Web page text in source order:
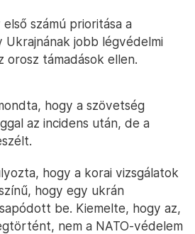
számú prioritása a
jobb légvédelmi
orosz támadások ellen.
hogy a szövetség
az incidens után, de a
hogy a korai vizsgálatok
hogy egy ukrán
be. Kiemelte, hogy az,
nem a NATO-védelem